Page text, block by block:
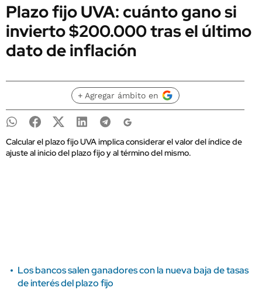
Plazo fijo UVA: cuánto gano si
invierto $200.000 tras el último
dato de inflación
+ Agregar ámbito en
Calcular el plazo fijo UVA implica considerar el valor del índice de
ajuste al inicio del plazo fijo y al término del mismo.
Los bancos salen ganadores con la nueva baja de tasas
de interés del plazo fijo